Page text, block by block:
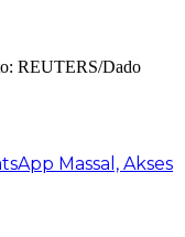
Massal, Akses